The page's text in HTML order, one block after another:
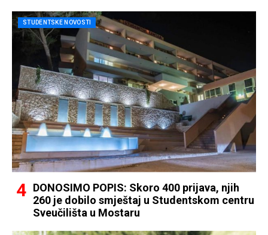
STUDENTSKE NOVOSTI
DONOSIMO POPIS: Skoro 400 prijava, njih
260 je dobilo smještaj u Studentskom centru
Sveučilišta u Mostaru